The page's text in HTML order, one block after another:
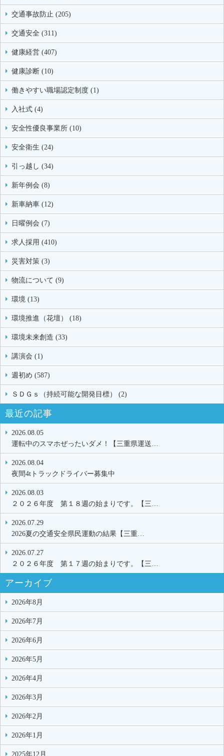
交通事故防止 (205)
交通安全 (311)
健康経営 (407)
健康診断 (10)
働きやすい職場認定制度 (1)
入社式 (4)
安全性優良事業所 (10)
安全衛生 (24)
引っ越し (34)
新年例会 (8)
新車納車 (12)
日曜例会 (7)
求人採用 (410)
災害対策 (3)
物流について (9)
環境 (13)
環境推進（花壇） (18)
環境未来創造 (33)
講演会 (1)
週初め (587)
ＳＤＧｓ（持続可能な開発目標） (2)
最近の記事
2026.08.05
運転中のスマホぜったいダメ！【三重県運送…
2026.08.04
夜間4tトラックドライバー募集中
2026.08.03
２０２６年度 第１８週の始まりです。【三…
2026.07.29
2026夏の交通安全県民運動の結果【三重…
2026.07.27
２０２６年度 第１７週の始まりです。【三…
アーカイブ
2026年8月
2026年7月
2026年6月
2026年5月
2026年4月
2026年3月
2026年2月
2026年1月
2025年12月